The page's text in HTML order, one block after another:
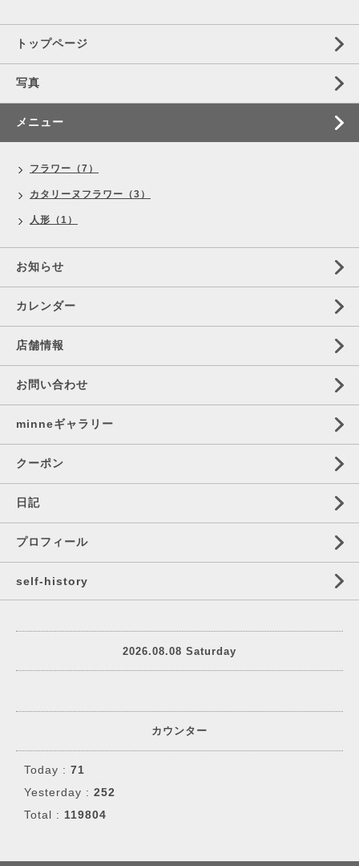
トップページ
写真
メニュー
フラワー（7）
カタリーヌフラワー（3）
人形（1）
お知らせ
カレンダー
店舗情報
お問い合わせ
minneギャラリー
クーポン
日記
プロフィール
self‐history
2026.08.08 Saturday
カウンター
Today : 71
Yesterday : 252
Total : 119804